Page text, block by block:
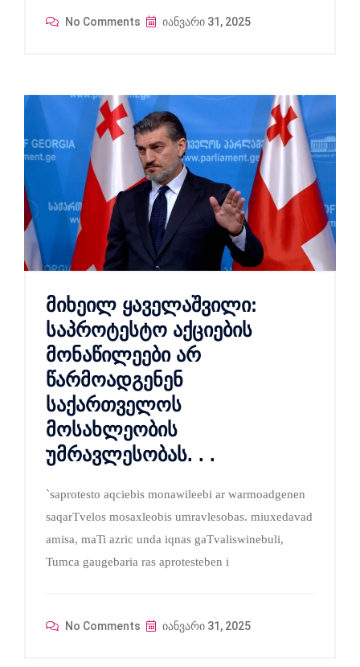
No Comments იანვარი 31, 2025
მიხეილ ყაველაშვილი:
საპროტესტო აქციების
მონაწილეები არ
წარმოადგენენ
საქართველოს
მოსახლეობის
უმრავლესობას. . .
`saprotesto aqciebis monawileebi ar warmoadgenen
saqarTvelos mosaxleobis umravlesobas. miuxedavad
amisa, maTi azric unda iqnas gaTvaliswinebuli,
Tumca gaugebaria ras aprotesteben i
No Comments იანვარი 31, 2025